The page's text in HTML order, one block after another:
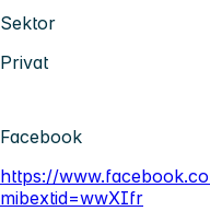
Sektor
Privat
Facebook
https://
mibextid=wwXIfr